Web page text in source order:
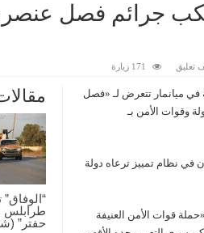
ترتكب جرائم فصل
تعليق 171 زيارة
طرابلس
حفتر”
في ميانمار تتعرض لـ «فصل
وقوات الأمن بـ
نظام تمييز ترعاه دولة
قوات الأمن العنيفة